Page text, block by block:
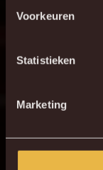
Voorkeuren
Statistieken
Marketing
19 K. Mrabti
14 H. Cuypers